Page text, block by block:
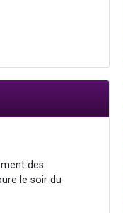
des
le soir du